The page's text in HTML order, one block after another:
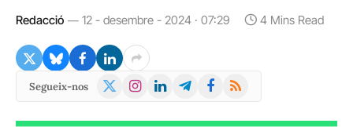
Redacció 12 - desembre - 2024 · 07:29 4 Mins Read
Segueix-nos
X
Instagram
LinkedInTelegramFacebook
RSS